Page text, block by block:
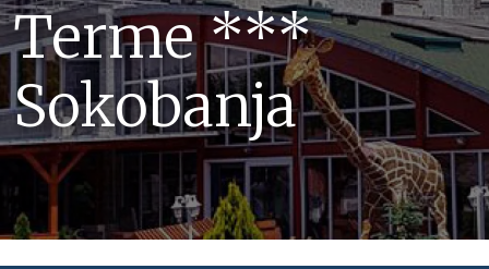
Terme ***
Sokobanja